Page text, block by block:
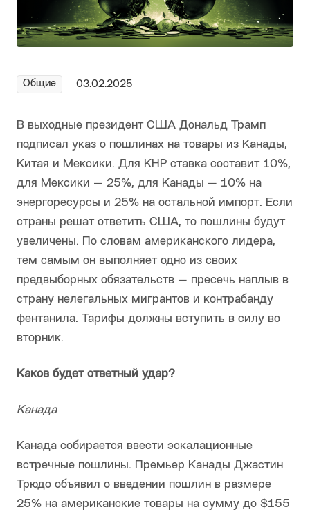
Общие 03.02.2025
В выходные президент США Дональд Трамп
подписал указ о пошлинах на товары из Канады,
Китая и Мексики. Для КНР ставка составит 10%,
для Мексики — 25%, для Канады — 10% на
энергоресурсы и 25% на остальной импорт. Если
страны решат ответить США, то пошлины будут
увеличены. По словам американского лидера,
тем самым он выполняет одно из своих
предвыборных обязательств — пресечь наплыв в
страну нелегальных мигрантов и контрабанду
фентанила. Тарифы должны вступить в силу во
вторник.
Каков будет ответный удар?
Канада
Канада собирается ввести эскалационные
встречные пошлины. Премьер Канады Джастин
Трюдо объявил о введении пошлин в размере
25% на американские товары на сумму до $155